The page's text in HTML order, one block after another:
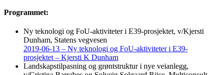
Programmet:
Ny teknologi og FoU-aktiviteter i E39-prosjektet, v/Kjersti
Dunham, Statens vegvesen
2019-06-13 – Ny teknologi og FoU-aktiviteter i E39-
prosjektet – Kjersti K Dunham
Landskapstilpasning og grøntstruktur i nye veianlegg,